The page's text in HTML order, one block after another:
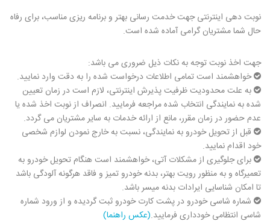
نوبت دهی اینترنتی جهت خدمت رسانی بهتر و برنامه ریزی مناسب، برای رفاه
حال شما مشتریان گرامی آماده شده است.
جهت اخذ نوبت توجه به نکات ذیل ضروری می باشد:
خواهشمند است تمامی اطلاعات درخواست شده را به دقت وارد نمایید.
به علت محدودیت ظرفیت پذیرش اینترنتی، لازم است در زمان تعیین
شده به نمایندگی انتخاب شده مراجعه فرمایید. انصراف از نوبت اخذ شده یا
عدم حضور در زمان مقرر، مانع از ارائه خدمات به سایر مشتریان می گردد.
قبل از تحویل خودرو به نمایندگی، نسبت به خارج نمودن لوازم شخصی
خود اقدام نمایید.
برای جلوگیری از مشكلات آتی، خواهشمند است هنگام تحویل خودرو به
تعمیرگاه و به منظور رویت بهتر، بدنه خودرو تمیز و فاقد هرگونه آلودگی باشد
تا امكان شناسایی ایرادات بدنه میسر باشد.
شماره شاسی خودرو در پشت کارت خودرو ثبت گردیده و از ورود شماره
شاسی انتظامی خودداری فرمایید.(عکس راهنما)